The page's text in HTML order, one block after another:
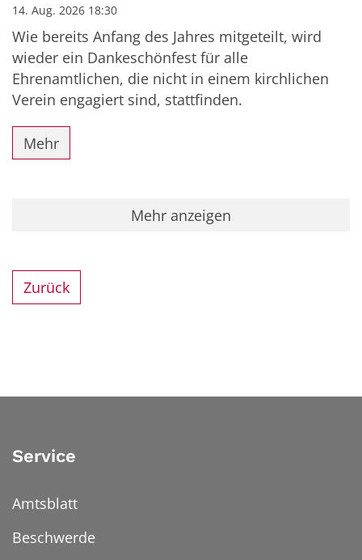
14. Aug. 2026 18:30
Wie bereits Anfang des Jahres mitgeteilt, wird
wieder ein Dankeschönfest für alle
Ehrenamtlichen, die nicht in einem kirchlichen
Verein engagiert sind, stattfinden.
Mehr
Mehr anzeigen
Zurück
Service
Amtsblatt
Beschwerde